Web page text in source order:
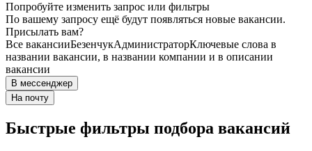
Попробуйте изменить запрос или фильтры
По вашему запросу ещё будут появляться новые вакансии.
Присылать вам?
Все вакансииБезенчукАдминистраторКлючевые слова в
названии вакансии, в названии компании и в описании
вакансии
В мессенджер
На почту
Быстрые фильтры подбора вакансий